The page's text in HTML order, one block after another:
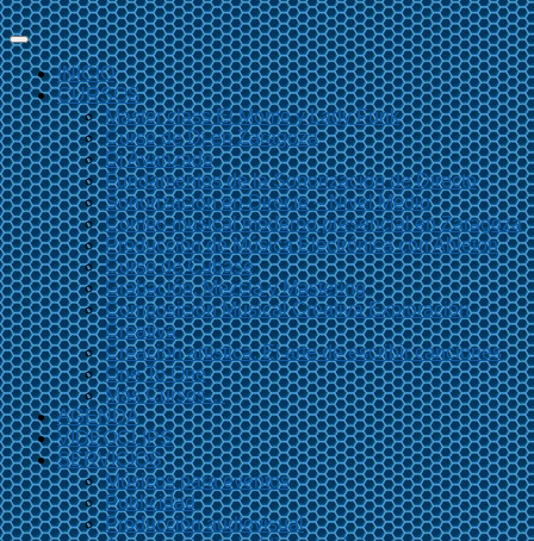
INICIO
CURSOS
Master class El Momo y Lady Funk
Curso de Dj en Zaragoza
Dj Avanzado
Fundamentos de la Sonorización de Directo
Sonorización en Directo – Nivel Medio
Combo musical moderno presencial en Zaragoza
Producción de Música Electrónica con Ableton
Curso de Cubase
Grabación, Mezcla y Mastering
Composición Musical Creativa Exploración
Creativa
Creación artística. El arte de escribir canciones
One To One
Más Cursos…
AGENDA
VIDEOCLIPS
SERVICIOS
Músicos para eventos
Publicidad
Producción audiovisual